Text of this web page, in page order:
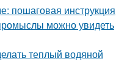
пошаговая инструкция
можно увидеть
теплый водяной